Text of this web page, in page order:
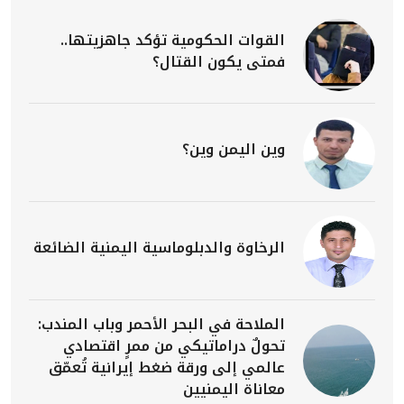
القوات الحكومية تؤكد جاهزيتها..
فمتى يكون القتال؟
وين اليمن وين؟
الرخاوة والدبلوماسية اليمنية الضائعة
الملاحة في البحر الأحمر وباب المندب:
تحولٌ دراماتيكي من ممرٍ اقتصادي
عالمي إلى ورقة ضغط إيرانية تُعمّق
معاناة اليمنيين